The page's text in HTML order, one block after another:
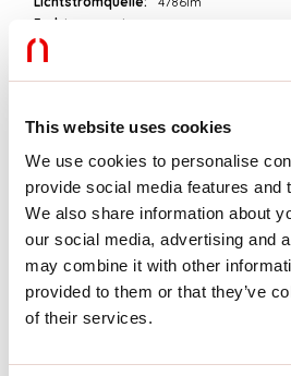
This website uses cookies
We use cookies to personalise
provide social media features and
We also share information about
our social media, advertising and
may combine it with other
provided to them or that they’ve
of their services.
Farbtemperatur:
CRI:
Farbtoleranz:
Download
PHOTOMETRIEN
AUSZUG AUS DEM KATALOG